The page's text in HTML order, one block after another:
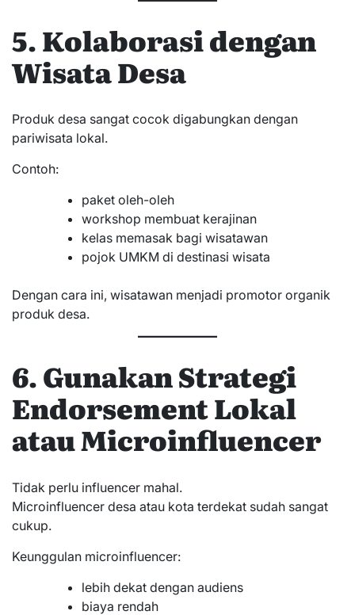
5. Kolaborasi dengan
Wisata Desa
Produk desa sangat cocok digabungkan dengan
pariwisata lokal.
Contoh:
paket oleh-oleh
workshop membuat kerajinan
kelas memasak bagi wisatawan
pojok UMKM di destinasi wisata
Dengan cara ini, wisatawan menjadi promotor organik
produk desa.
6. Gunakan Strategi
Endorsement Lokal
atau Microinfluencer
Tidak perlu influencer mahal.
Microinfluencer desa atau kota terdekat sudah sangat
cukup.
Keunggulan microinfluencer:
lebih dekat dengan audiens
biaya rendah